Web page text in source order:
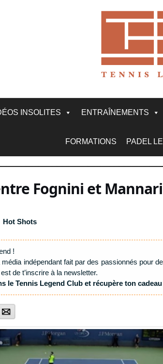
INSOLITES ENTRAÎNEMENTS
FORMATIONS PADEL
Fognini et
Hot Shots
!
indépendant fait par des passionnés pour
de t’inscrire à la newsletter.
le Tennis Legend Club et récupère ton